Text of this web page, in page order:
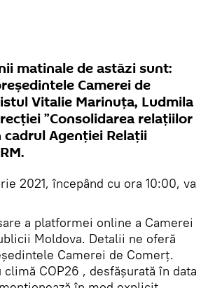
matinale de astăzi sunt:
Camerei de
Vitalie Marinuța, Ludmila
”Consolidarea relațiilor
Agenției Relații
2021, începând cu ora 10:00, va
a platformei online a Camerei
Moldova. Detalii ne oferă
Camerei de Comerț.
COP26 , desfășurată în data